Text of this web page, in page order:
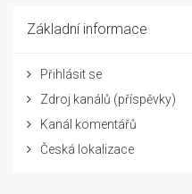
Základní informace
Přihlásit se
Zdroj kanálů (příspěvky)
Kanál komentářů
Česká lokalizace